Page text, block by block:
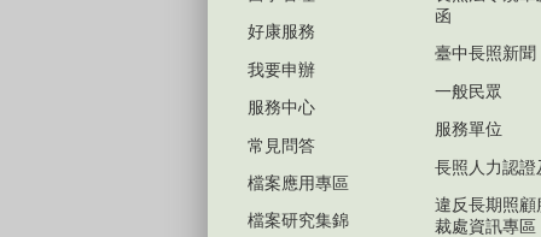
好康服務
我要申辦
服務中心
常見問答
檔案應用專區
檔案研究集錦
函
臺中長照新聞
一般民眾
服務單位
長照人力認證
違反長期照顧
裁處資訊專區